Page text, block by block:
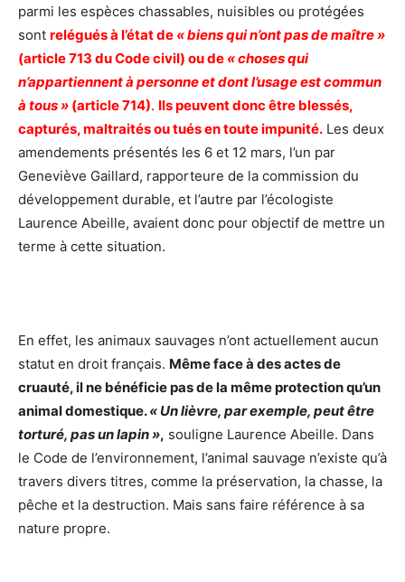
parmi les espèces chassables, nuisibles ou protégées
sont relégués à l’état de « biens qui n’ont pas de maître »
(article 713 du Code civil) ou de « choses qui
n’appartiennent à personne et dont l’usage est commun
à tous » (article 714). Ils peuvent donc être blessés,
capturés, maltraités ou tués en toute impunité. Les deux
amendements présentés les 6 et 12 mars, l’un par
Geneviève Gaillard, rapporteure de la commission du
développement durable, et l’autre par l’écologiste
Laurence Abeille, avaient donc pour objectif de mettre un
terme à cette situation.
En effet, les animaux sauvages n’ont actuellement aucun
statut en droit français. Même face à des actes de
cruauté, il ne bénéficie pas de la même protection qu’un
animal domestique.« Un lièvre, par exemple, peut être
torturé, pas un lapin », souligne Laurence Abeille. Dans
le Code de l’environnement, l’animal sauvage n’existe qu’à
travers divers titres, comme la préservation, la chasse, la
pêche et la destruction. Mais sans faire référence à sa
nature propre.